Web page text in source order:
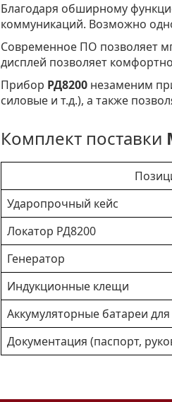
Благодаря обширному
коммуникаций. Возможно
Современное ПО позволяет
дисплей позволяет
Прибор РД8200 незаменим
силовые и т.д.), а также
Комплект поставки
Ударопрочный кейс
Локатор РД8200
Генератор
Индукционные клещи
Аккумуляторные батареи
Документация (паспорт,